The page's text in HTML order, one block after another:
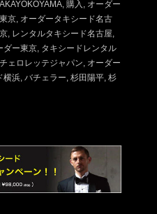
購入
オーダー
京 オーダータキシード名古
レンタルタキシード名古屋
ダー東京 タキシードレンタル
ェロレッテジャパン オーダー
横浜 バチェラー 杉田陽平 杉